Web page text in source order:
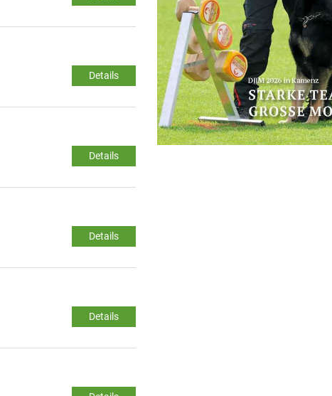
Details
Details
Details
Details